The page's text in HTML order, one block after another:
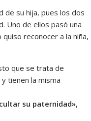
de su hija, pues los dos
Uno de ellos pasó una
reconocer a la niña,
que se trata de
tienen la misma
su paternidad»,